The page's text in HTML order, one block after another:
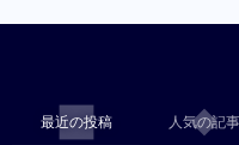
最近の投稿 人気の記事